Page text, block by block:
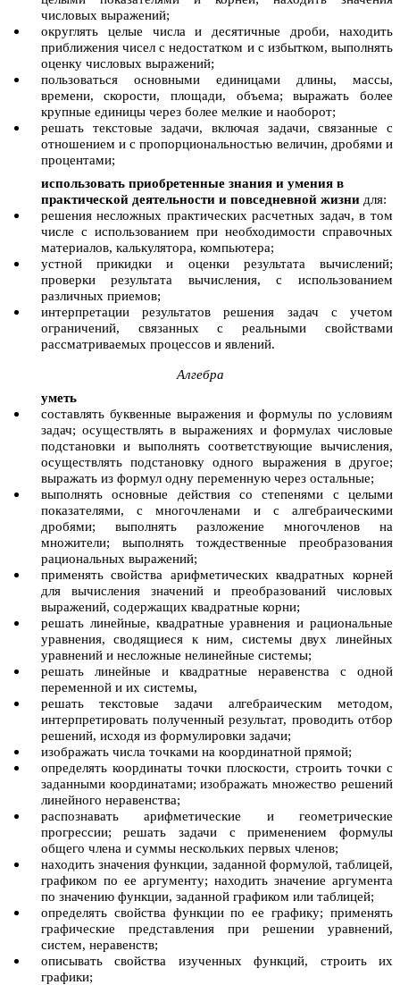
числовых выражений;
округлять целые числа и десятичные дроби, находить
приближения чисел с недостатком и с избытком, выполнять
оценку числовых выражений;
пользоваться основными единицами длины, массы,
времени, скорости, площади, объема; выражать более
крупные единицы через более мелкие и наоборот;
решать текстовые задачи, включая задачи, связанные с
отношением и с пропорциональностью величин, дробями и
процентами;
использовать приобретенные знания и умения в
практической деятельности и повседневной жизнидля:
решения несложных практических расчетных задач, в том
числе c использованием при необходимости справочных
материалов, калькулятора, компьютера;
устной прикидки и оценки результата вычислений;
проверки результата вычисления, с использованием
различных приемов;
интерпретации результатов решения задач с учетом
ограничений, связанных с реальными свойствами
рассматриваемых процессов и явлений.
Алгебра
уметь
составлять буквенные выражения и формулы по условиям
задач; осуществлять в выражениях и формулах числовые
подстановки и выполнять соответствующие вычисления,
осуществлять подстановку одного выражения в другое;
выражать из формул одну переменную через остальные;
выполнять основные действия со степенями с целыми
показателями, с многочленами и с алгебраическими
дробями; выполнять разложение многочленов на
множители; выполнять тождественные преобразования
рациональных выражений;
применять свойства арифметических квадратных корней
для вычисления значений и преобразований числовых
выражений, содержащих квадратные корни;
решать линейные, квадратные уравнения и рациональные
уравнения, сводящиеся к ним, системы двух линейных
уравнений и несложные нелинейные системы;
решать линейные и квадратные неравенства с одной
переменной и их системы,
решать текстовые задачи алгебраическим методом,
интерпретировать полученный результат, проводить отбор
решений, исходя из формулировки задачи;
изображать числа точками на координатной прямой;
определять координаты точки плоскости, строить точки с
заданными координатами; изображать множество решений
линейного неравенства;
распознавать арифметические и геометрические
прогрессии; решать задачи с применением формулы
общего члена и суммы нескольких первых членов;
находить значения функции, заданной формулой, таблицей,
графиком по ее аргументу; находить значение аргумента
по значению функции, заданной графиком или таблицей;
определять свойства функции по ее графику; применять
графические представления при решении уравнений,
систем, неравенств;
описывать свойства изученных функций, строить их
графики;